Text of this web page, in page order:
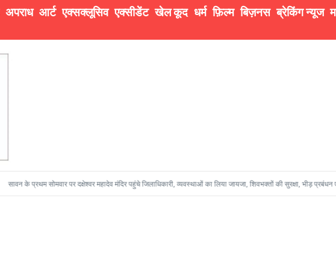
अपराध आर्ट एक्सक्लूसिव एक्सीडेंट खेल कूद धर्म फ़िल्म बिज़नस ब्रेकिंग न्यूज
सावन के प्रथम सोमवार पर दक्षेश्वर महादेव मंदिर पहुंचे जिलाधिकारी, व्यवस्थाओं का लिया जायजा, शिवभक्तों की सुरक्षा, भीड़ प्रबंधन एवं